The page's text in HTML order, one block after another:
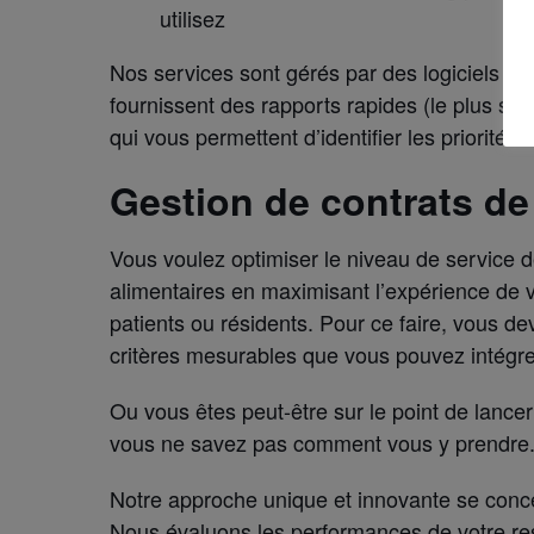
utilisez
Nos services sont gérés par des logiciels
fournissent des rapports rapides (le plus
qui vous permettent d’identifier les priorités
Gestion de contrats
Vous voulez optimiser le niveau de service
alimentaires en maximisant l’expérience
patients ou résidents. Pour ce faire, vous
critères mesurables que vous pouvez
Ou vous êtes peut-être sur le point de
vous ne savez pas comment vous y prendre.
Notre approche unique et innovante se